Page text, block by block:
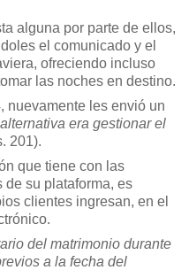
alguna por parte de ellos,
el comunicado y el
ofreciendo incluso
las noches en destino.
nuevamente les envió un
era gestionar el
201).
que tiene con las
de su plataforma, es
clientes ingresan, en el
del matrimonio durante
a la fecha del